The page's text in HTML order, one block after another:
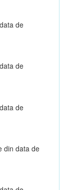
de
de
de
din data de